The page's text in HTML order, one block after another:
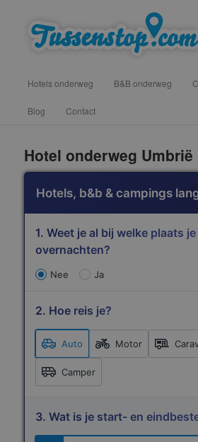
vind hotels, campings en b&b onderweg voor
Hotels onderweg B&B onderweg
Blog Contact
Hotel onderweg Umbrië
Hotels, b&b & campings
1. Weet je al bij welke plaats
overnachten?
Nee Ja
2. Hoe reis je?
Auto Motor
Camper
3. Wat is je start- en